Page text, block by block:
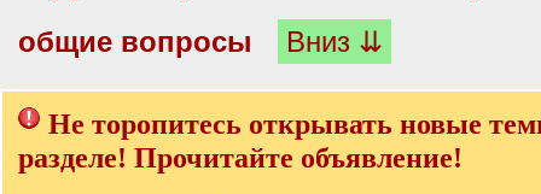
общие вопросы
Вниз ⇊
Не торопитесь открывать новые
разделе! Прочитайте объявление!